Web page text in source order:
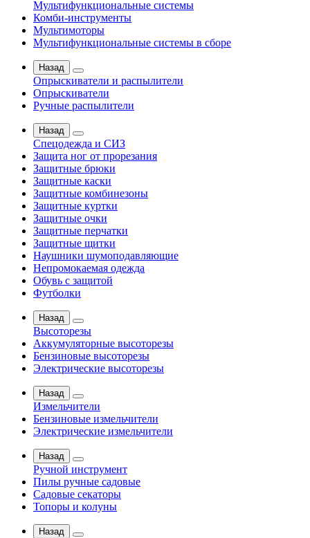
Мультифункциональные системы
Комби-инструменты
Мультимоторы
Мультифункциональные системы в сборе
Назад
Опрыскиватели и распылители
Опрыскиватели
Ручные распылители
Назад
Спецодежда и СИЗ
Защита ног от прорезания
Защитные брюки
Защитные каски
Защитные комбинезоны
Защитные куртки
Защитные очки
Защитные перчатки
Защитные щитки
Наушники шумоподавляющие
Непромокаемая одежда
Обувь с защитой
Футболки
Назад
Высоторезы
Аккумуляторные высоторезы
Бензиновые высоторезы
Электрические высоторезы
Назад
Измельчители
Бензиновые измельчители
Электрические измельчители
Назад
Ручной инструмент
Пилы ручные садовые
Садовые секаторы
Топоры и колуны
Назад